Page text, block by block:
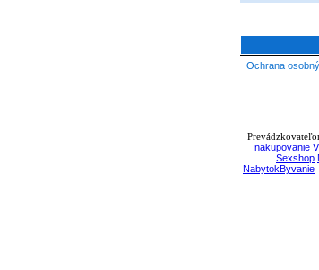
Ochrana
nakupovanie
Sexshop
NabytokByvanie